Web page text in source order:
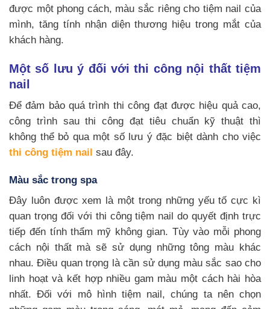
được một phong cách, màu sắc riêng cho tiệm nail của
mình, tăng tính nhận diện thương hiệu trong mắt của
khách hàng.
Một số lưu ý đối với thi công nội thất tiệm
nail
Để đảm bảo quá trình thi công đạt được hiệu quả cao,
công trình sau thi công đạt tiêu chuẩn kỹ thuật thì
không thể bỏ qua một số lưu ý đặc biệt dành cho việc
thi công tiệm nail sau đây.
Màu sắc trong spa
Đây luôn được xem là một trong những yếu tố cực kì
quan trọng đối với thi công tiệm nail do quyết định trực
tiếp đến tính thẩm mỹ không gian. Tùy vào mỗi phong
cách nội thất mà sẽ sử dụng những tông màu khác
nhau. Điều quan trọng là cần sử dụng màu sắc sao cho
linh hoạt và kết hợp nhiều gam màu một cách hài hòa
nhất. Đối với mô hình tiệm nail, chúng ta nên chọn